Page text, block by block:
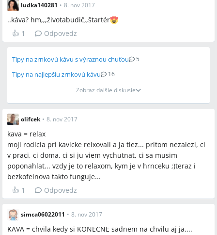
Mikuláš, Diega, Palomy
ludka140281 • 8. nov 2017
..káva? hm,,,životabudič,,štartér
👍 1 Odpovedz
Tipy na zrnkovú kávu s výraznou chuťou 5
Tipy na najlepšiu zrnkovú kávu
16
Zobraz ďalšie diskusie
olifcek • 8. nov 2017
kava = relax
moji rodicia pri kavicke relxovali a ja tiez... pritom nezalezi, ci
v praci, ci doma, ci si ju viem vychutnat, ci sa musim
poponahlat... vzdy je to relaxom, kym je v hrnceku ;)teraz i
bezkofeinova takto funguje...
👍 1 Odpovedz
simca06022011 • 8. nov 2017
KAVA = chvila kedy si KONECNE sadnem na chvilu aj ja....